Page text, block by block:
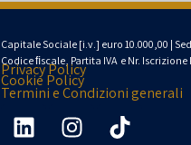
Capitale Sociale [i.v.] euro 10.000,00 |
Codiceﬁscale, Partita IVA e Nr. Iscrizione
Privacy Policy
Cookie Policy
Termini e Condizioni generali